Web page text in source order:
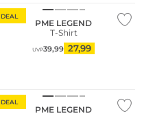
DEAL
PME LEGEND
T-Shirt
UVP39,99 27,99
DEAL
PME LEGEND